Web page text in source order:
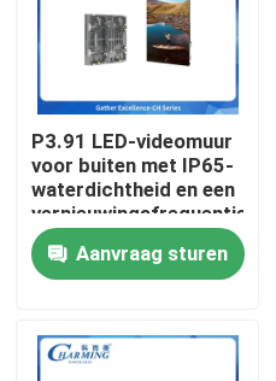
Thuis
P3.91 LED-videomuur
voor buiten met IP65-
waterdichtheid en een
vernieuwingsfrequentie
van 7680 Hz voor
levendige
reclamedisplays
Aanvraag sturen